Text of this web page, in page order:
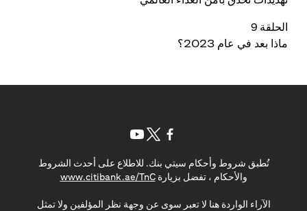
الحلقة 9
ماذا بعد في عام 2023؟
تُطبق شروط وأحكام سيتي بنك. للاطلاع على أحدث الشروط
والأحكام ، تفضل بزيارةwww.citibank.ae/TnC
(opens in a new tab)
الآراء الواردة هنا لا تعبر سوى عن وجهة نظر المؤلفين ولا تمثل